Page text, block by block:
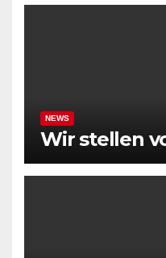
NEWS
Wir stellen